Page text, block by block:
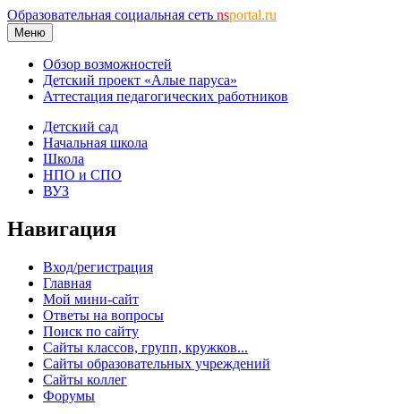
Образовательная социальная сеть nsportal.ru
Меню
Обзор возможностей
Детский проект «Алые паруса»
Аттестация педагогических работников
Детский сад
Начальная школа
Школа
НПО и СПО
ВУЗ
Навигация
Вход/регистрация
Главная
Мой мини-сайт
Ответы на вопросы
Поиск по сайту
Сайты классов, групп, кружков...
Сайты образовательных учреждений
Сайты коллег
Форумы